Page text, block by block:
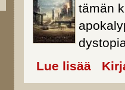
tämän
Lue lisää about